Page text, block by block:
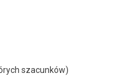
szacunków)